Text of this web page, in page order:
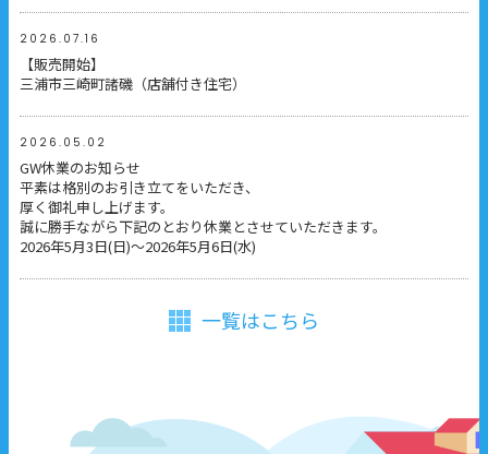
2026.07.16
【販売開始】
三浦市三崎町諸磯（店舗付き住宅）
2026.05.02
GW休業のお知らせ
平素は格別のお引き立てをいただき、
厚く御礼申し上げます。
誠に勝手ながら下記のとおり休業とさせていただきます。
2026年5月3日(日)～2026年5月6日(水)
一覧はこちら